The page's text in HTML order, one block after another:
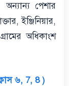
অন্যান্য পেশার
ইঞ্জিনিয়ার,
অধিকাংশ
৬, 7, 8 )